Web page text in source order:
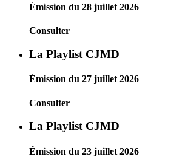
Émission du 28 juillet 2026
Consulter
La Playlist CJMD
Émission du 27 juillet 2026
Consulter
La Playlist CJMD
Émission du 23 juillet 2026